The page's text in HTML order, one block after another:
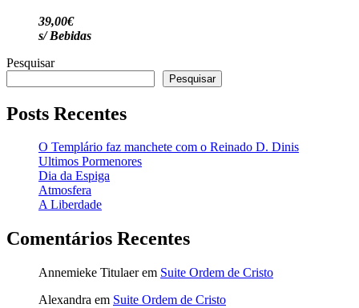
39,00€
s/ Bebidas
Pesquisar
Pesquisar
Posts Recentes
O Templário faz manchete com o Reinado D. Dinis
Ultimos Pormenores
Dia da Espiga
Atmosfera
A Liberdade
Comentários Recentes
Annemieke Titulaerem Suite Ordem de Cristo
Alexandra em Suite Ordem de Cristo